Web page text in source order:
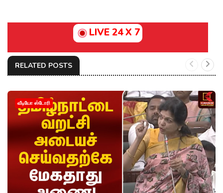
LIVE 24 X 7
RELATED POSTS
வீடியோ ஸ்டோரி